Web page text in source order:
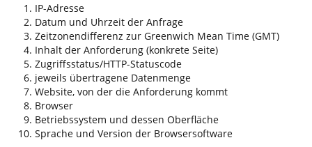
IP-Adresse
Datum und Uhrzeit der Anfrage
Zeitzonendifferenz zur Greenwich Mean Time (GMT)
Inhalt der Anforderung (konkrete Seite)
Zugriffsstatus/HTTP-Statuscode
jeweils übertragene Datenmenge
Website, von der die Anforderung kommt
Browser
Betriebssystem und dessen Oberfläche
Sprache und Version der Browsersoftware